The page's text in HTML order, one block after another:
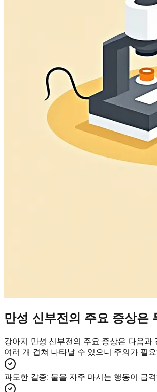
만성 신부전의 주요 증상은
강아지 만성 신부전의 주요 증상은 다음과
여러 개 겹쳐 나타날 수 있으니 주의가 필
과도한 갈증: 물을 자주 마시는 행동이 급